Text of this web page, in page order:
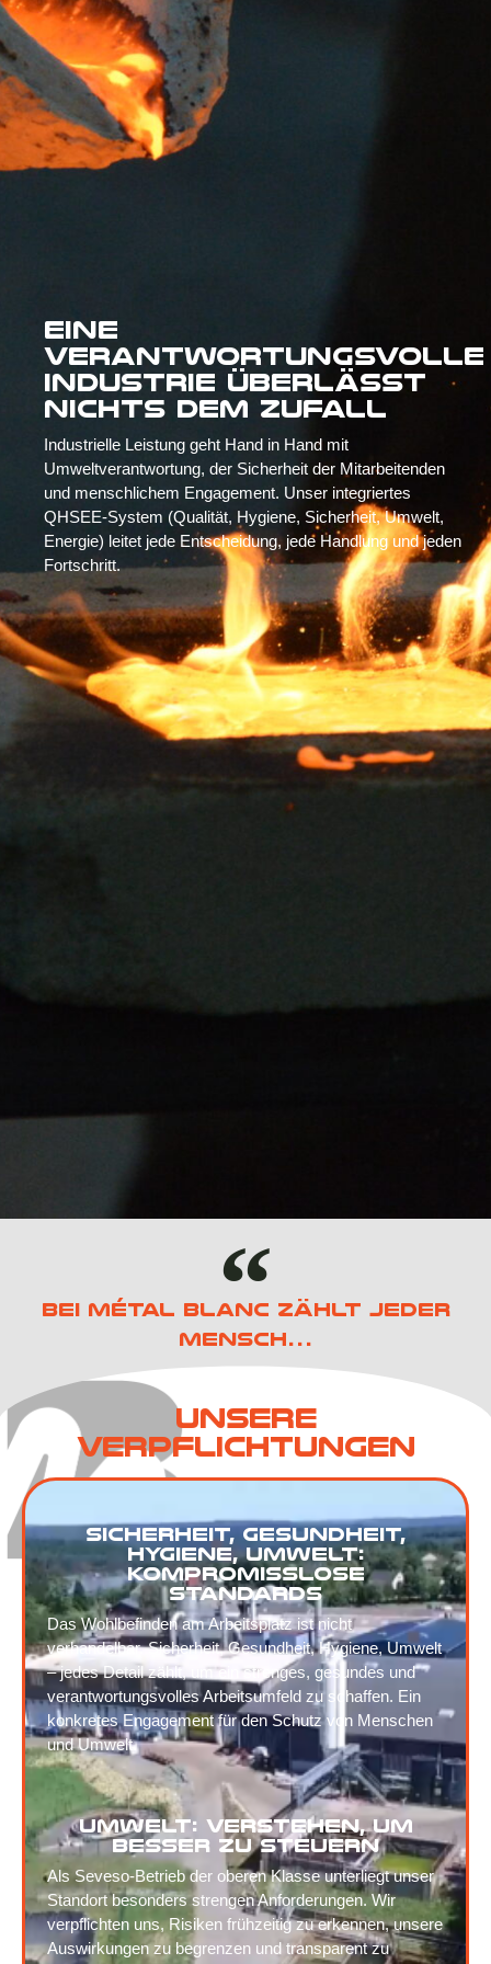
Eine
verantwortungsvolle
Industrie überlässt
nichts dem Zufall
Industrielle Leistung geht Hand in Hand mit
Umweltverantwortung, der Sicherheit der Mitarbeitenden
und menschlichem Engagement. Unser integriertes
QHSEE-System (Qualität, Hygiene, Sicherheit, Umwelt,
Energie) leitet jede Entscheidung, jede Handlung und jeden
Fortschritt.
Bei Métal Blanc zählt jeder
Mensch…
Unsere
Verpflichtungen
Sicherheit, Gesundheit,
Hygiene, Umwelt:
kompromisslose
Standards
Das Wohlbefinden am Arbeitsplatz ist nicht
verhandelbar. Sicherheit, Gesundheit, Hygiene, Umwelt
– jedes Detail zählt, um ein strenges, gesundes und
verantwortungsvolles Arbeitsumfeld zu schaffen. Ein
konkretes Engagement für den Schutz von Menschen
und Umwelt.
Umwelt: verstehen, um
besser zu steuern
Als Seveso-Betrieb der oberen Klasse unterliegt unser
Standort besonders strengen Anforderungen. Wir
verpflichten uns, Risiken frühzeitig zu erkennen, unsere
Auswirkungen zu begrenzen und transparent zu